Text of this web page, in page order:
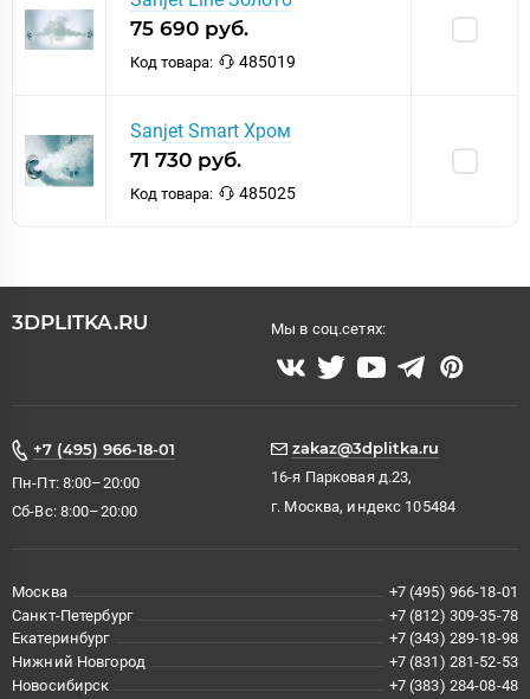
75 690 руб.
Код товара: 485019
Sanjet Smart Хром
71 730 руб.
Код товара: 485025
3DPLITKA.RU Мы в соц.сетях:
+7 (495) 966-18-01
Пн-Пт: 8:00–20:00
Сб-Вс: 8:00–20:00
zakaz@3dplitka.ru
16-я Парковая д.23,
г. Москва, индекс 105484
Москва
+7 (495) 966-18-01
Санкт-Петербург
+7 (812) 309-35-78
Екатеринбург
+7 (343) 289-18-98
Нижний Новгород
+7 (831) 281-52-53
Новосибирск
+7 (383) 284-08-48